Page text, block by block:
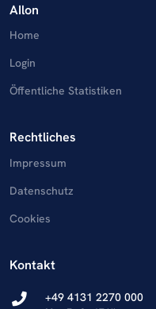
AIlon
Home
Login
Öffentliche Statistiken
Rechtliches
Impressum
Datenschutz
Cookies
Kontakt
+49 4131 2270 000